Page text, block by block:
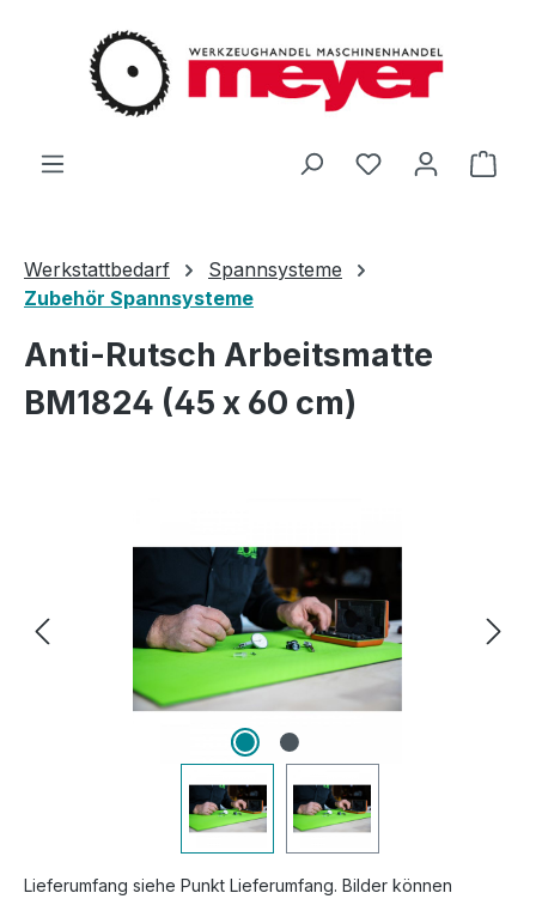
Zum Hauptinhalt springen
Du hast 0
Werkstattbedarf
Spannsysteme
Zubehör Spannsysteme
Anti-Rutsch Arbeitsmatte
BM1824 (45 x 60 cm)
Lieferumfang siehe Punkt Lieferumfang. Bilder können